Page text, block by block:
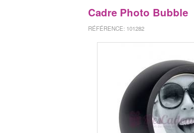
Cadre Photo Bubble
RÉFÉRENCE: 101282